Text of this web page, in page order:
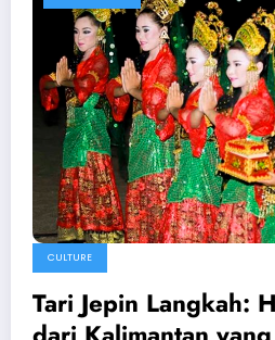
CULTURE
Tari Jepin Langkah: